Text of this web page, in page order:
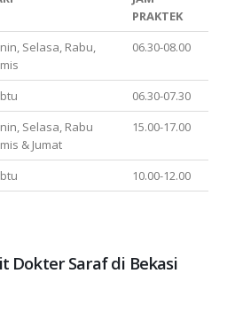
PRAKTEK
Selasa, Rabu,
06.30-08.00
06.30-07.30
Selasa, Rabu
& Jumat
15.00-17.00
10.00-12.00
Dokter Saraf di Bekasi